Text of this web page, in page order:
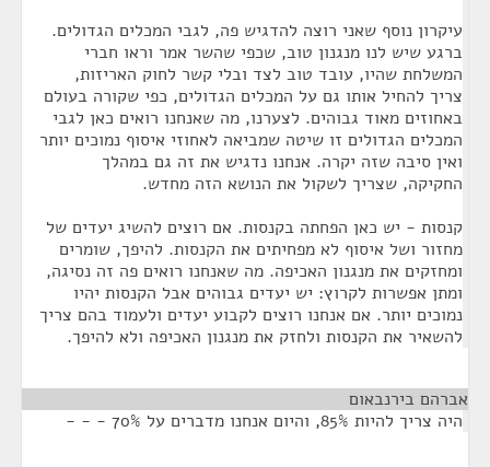
עיקרון נוסף שאני רוצה להדגיש פה, לגבי המכלים הגדולים.
ברגע שיש לנו מנגנון טוב, שכפי שהשר אמר וראו חברי
המשלחת שהיו, עובד טוב לצד ובלי קשר לחוק האריזות,
צריך להחיל אותו גם על המכלים הגדולים, כפי שקורה בעולם
באחוזים מאוד גבוהים. לצערנו, מה שאנחנו רואים כאן לגבי
המכלים הגדולים זו שיטה שמביאה לאחוזי איסוף נמוכים יותר
ואין סיבה שזה יקרה. אנחנו נדגיש את זה גם במהלך
החקיקה, שצריך לשקול את הנושא הזה מחדש.
קנסות - יש כאן הפחתה בקנסות. אם רוצים להשיג יעדים של
מחזור ושל איסוף לא מפחיתים את הקנסות. להיפך, שומרים
ומחזקים את מנגנון האכיפה. מה שאנחנו רואים פה זה נסיגה,
ומתן אפשרות לקרוץ: יש יעדים גבוהים אבל הקנסות יהיו
נמוכים יותר. אם אנחנו רוצים לקבוע יעדים ולעמוד בהם צריך
להשאיר את הקנסות ולחזק את מנגנון האכיפה ולא להיפך.
אברהם בירנבאום
היה צריך להיות 85%, והיום אנחנו מדברים על 70% - - -